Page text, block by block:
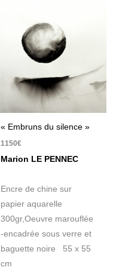
« Embruns du silence »
1150€
Marion LE PENNEC
Encre de chine sur
papier aquarelle
300gr,Oeuvre marouflée
-encadrée sous verre et
baguette noire 55 x 55
cm